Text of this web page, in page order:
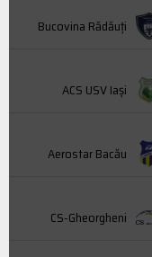
Bucovina Rădăuți
ACS USV Iaşi
Aerostar Bacău
CS-Gheorgheni